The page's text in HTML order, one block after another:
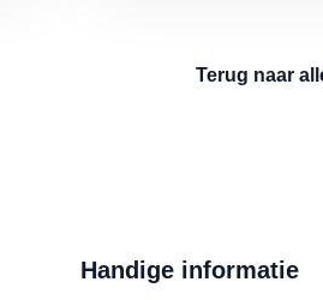
Terug naar
Handige informatie